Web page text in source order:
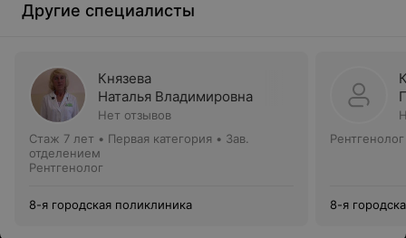
Другие специалисты
Князева
Наталья Владимировна
Нет отзывов
Стаж 7 лет • Первая категория • Зав.
отделением
Рентгенолог
8-я городская поликлиника
Рентгенолог
8-я